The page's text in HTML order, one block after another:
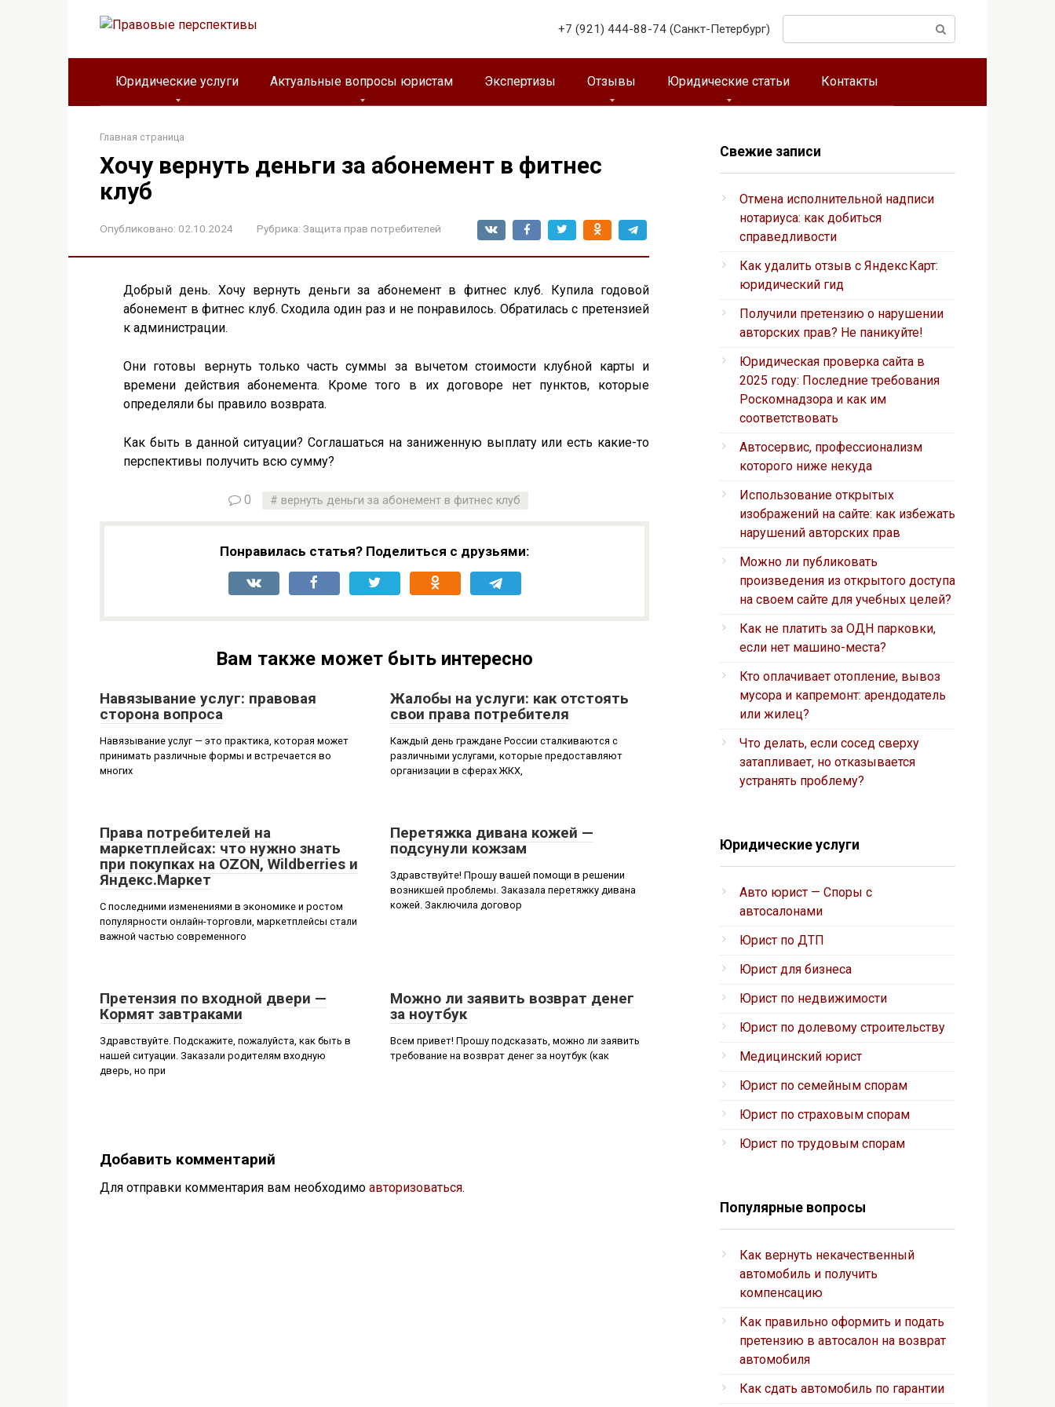
+7 (921) 444-88-74 (Санкт-Петербург)
Юридические услуги Актуальные вопросы юристам Экспертизы Отзывы Юридические статьи Контакты
Главная страница
Хочу вернуть деньги за абонемент в фитнес
клуб
Опубликовано: 02.10.2024 Рубрика: Защита прав потребителей
Добрый день. Хочу вернуть деньги за абонемент в фитнес клуб. Купила годовой
абонемент в фитнес клуб. Сходила один раз и не понравилось. Обратилась с претензией
к администрации.
Они готовы вернуть только часть суммы за вычетом стоимости клубной карты и
времени действия абонемента. Кроме того в их договоре нет пунктов, которые
определяли бы правило возврата.
Как быть в данной ситуации? Соглашаться на заниженную выплату или есть какие-то
перспективы получить всю сумму?
0 вернуть деньги за абонемент в фитнес клуб
Понравилась статья? Поделиться с друзьями:
Вам также может быть интересно
Навязывание услуг: правовая
сторона вопроса
Навязывание услуг — это практика, которая может
принимать различные формы и встречается во
многих
Жалобы на услуги: как отстоять
свои права потребителя
Каждый день граждане России сталкиваются с
различными услугами, которые предоставляют
организации в сферах ЖКХ,
Права потребителей на
маркетплейсах: что нужно знать
при покупках на OZON, Wildberries и
Яндекс.Маркет
С последними изменениями в экономике и ростом
популярности онлайн-торговли, маркетплейсы стали
важной частью современного
Перетяжка дивана кожей —
подсунули кожзам
Здравствуйте! Прошу вашей помощи в решении
возникшей проблемы. Заказала перетяжку дивана
кожей. Заключила договор
Претензия по входной двери —
Кормят завтраками
Здравствуйте. Подскажите, пожалуйста, как быть в
нашей ситуации. Заказали родителям входную
дверь, но при
Можно ли заявить возврат денег
за ноутбук
Всем привет! Прошу подсказать, можно ли заявить
требование на возврат денег за ноутбук (как
Добавить комментарий
Для отправки комментария вам необходимо авторизоваться.
Свежие записи
Отмена исполнительной надписи
нотариуса: как добиться
справедливости
Как удалить отзыв с Яндекс Карт:
юридический гид
Получили претензию о нарушении
авторских прав? Не паникуйте!
Юридическая проверка сайта в
2025 году: Последние требования
Роскомнадзора и как им
соответствовать
Автосервис, профессионализм
которого ниже некуда
Использование открытых
изображений на сайте: как избежать
нарушений авторских прав
Можно ли публиковать
произведения из открытого доступа
на своем сайте для учебных целей?
Как не платить за ОДН парковки,
если нет машино-места?
Кто оплачивает отопление, вывоз
мусора и капремонт: арендодатель
или жилец?
Что делать, если сосед сверху
затапливает, но отказывается
устранять проблему?
Юридические услуги
Авто юрист — Споры с
автосалонами
Юрист по ДТП
Юрист для бизнеса
Юрист по недвижимости
Юрист по долевому строительству
Медицинский юрист
Юрист по семейным спорам
Юрист по страховым спорам
Юрист по трудовым спорам
Популярные вопросы
Как вернуть некачественный
автомобиль и получить
компенсацию
Как правильно оформить и подать
претензию в автосалон на возврат
автомобиля
Как сдать автомобиль по гарантии